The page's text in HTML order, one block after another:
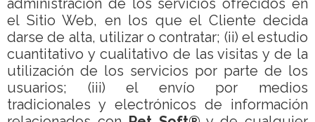
el Sitio Web, en los que el Cliente decida
darse de alta, utilizar o contratar; (ii) el estudio
cuantitativo y cualitativo de las visitas y de la
utilización de los servicios por parte de los
usuarios; (iii) el envío por medios
tradicionales y electrónicos de información